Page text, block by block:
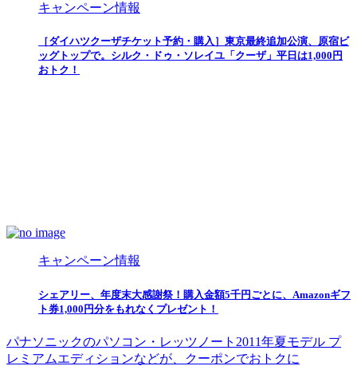
キャンペーン情報
［ダイハツクーザチケット予約・購入］東京最終追加公演、原宿ビ
ッグトップで。シルク・ドゥ・ソレイユ「クーザ」平日は1,000円
おトク！
キャンペーン情報
シェアリー、年度末大感謝祭！購入金額5千円ごとに、Amazonギフ
ト券1,000円分をもれなくプレゼント！
パナソニックのパソコン・レッツノート2011年夏モデル プ
レミアムエディションなどが、クーポンでおトクに